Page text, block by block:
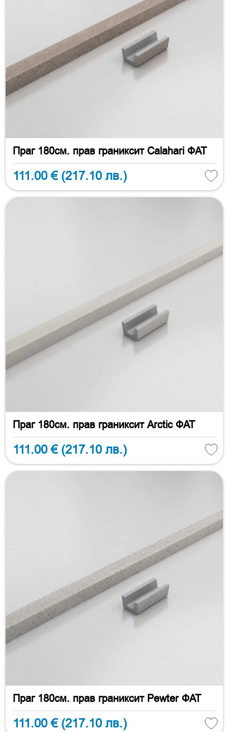
Праг 180см. прав граниксит Calahari ФАТ
111.00 € (217.10 лв.)
Праг 180см. прав граниксит Arctic ФАТ
111.00 € (217.10 лв.)
Праг 180см. прав граниксит Pewter ФАТ
111.00 € (217.10 лв.)